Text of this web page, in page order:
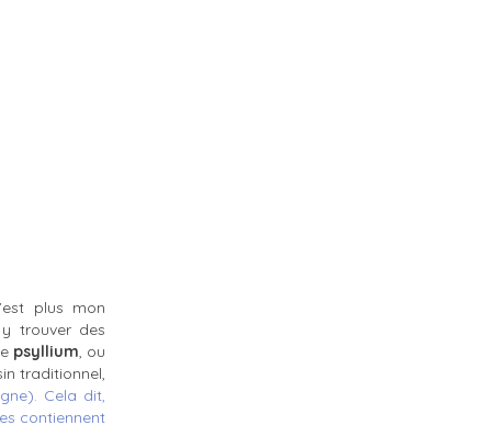
plus mon
trouver des
psyllium, ou
traditionnel,
Cela dit,
contiennent